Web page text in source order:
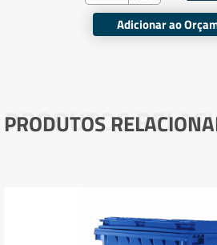
Adicionar ao
PRODUTOS
PRODUTOS